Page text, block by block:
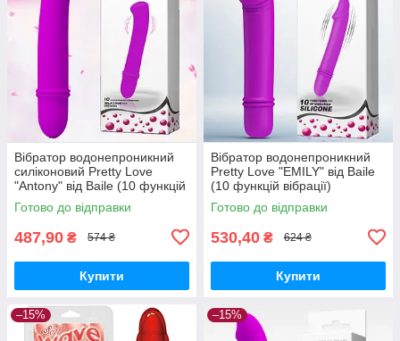
Вібратор водонепроникний
силіконовий Pretty Love
"Antony" від Baile (10 функцій
вібрації)
Готово до відправки
487,90 ₴ 574 ₴
Купити
Вібратор водонепроникний
Pretty Love "EMILY" від Baile
(10 функцій вібрації)
Готово до відправки
530,40 ₴ 624 ₴
Купити
–15% –15%